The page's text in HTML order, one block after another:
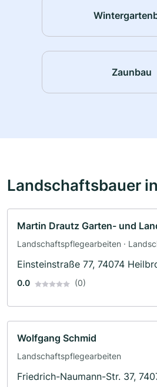
Zaunbau
Landschaftsbauer
Martin Drautz Garten- und
Landschaftspflegearbeiten ·
Zaunbau
Einsteinstraße 77, 74074
0.0 (0)
Wolfgang Schmid
Landschaftspflegearbeiten
Friedrich-Naumann-Str. 37,